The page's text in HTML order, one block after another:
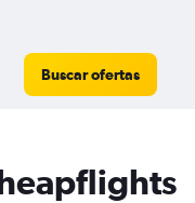
Buscar ofertas